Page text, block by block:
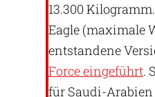
13.300
Eagle (maximale
entstandene
Force eingeführt.
für Saudi-Arabien